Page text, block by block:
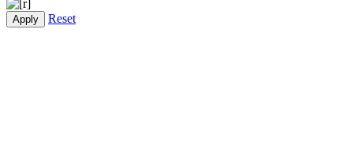
Reset